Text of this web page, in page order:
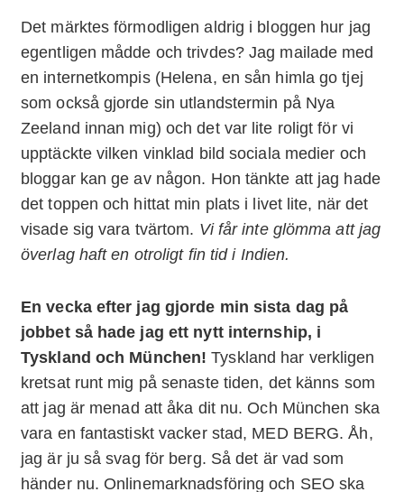
Det märktes förmodligen aldrig i bloggen hur jag
egentligen mådde och trivdes? Jag mailade med
en internetkompis (Helena, en sån himla go tjej
som också gjorde sin utlandstermin på Nya
Zeeland innan mig) och det var lite roligt för vi
upptäckte vilken vinklad bild sociala medier och
bloggar kan ge av någon. Hon tänkte att jag hade
det toppen och hittat min plats i livet lite, när det
visade sig vara tvärtom. Vi får inte glömma att jag
överlag haft en otroligt fin tid i Indien.
En vecka efter jag gjorde min sista dag på
jobbet så hade jag ett nytt internship, i
Tyskland och München!Tyskland har verkligen
kretsat runt mig på senaste tiden, det känns som
att jag är menad att åka dit nu. Och München ska
vara en fantastiskt vacker stad, MED BERG. Åh,
jag är ju så svag för berg. Så det är vad som
händer nu. Onlinemarknadsföring och SEO ska